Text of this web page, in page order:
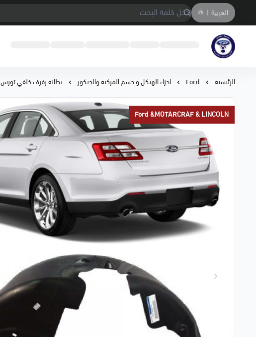
العربية |
متجر المحمادي لقطع السيارات
الرئيسية Ford اجزاء الهيكل و جسم المركبة والديكور بطانة رفرف خلفي تورس 19/10
Ford &MOTARCRAF & LINCOLN